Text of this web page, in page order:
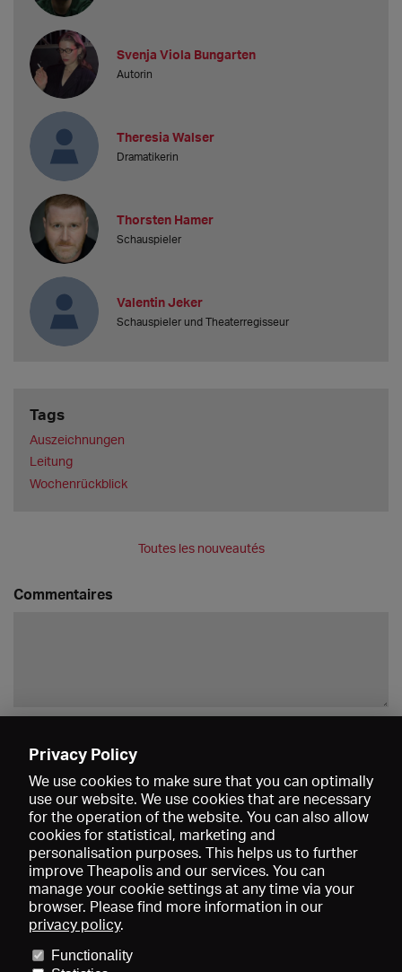
Svenja Viola Bungarten
Autorin
Theresia Walser
Dramatikerin
Thorsten Hamer
Schauspieler
Valentin Jeker
Schauspieler und Theaterregisseur
Tags
Auszeichnungen
Leitung
Wochenrückblick
Toutes les nouveautés
Commentaires
Données médiatiques
Privacy Policy
We use cookies to make sure that you can optimally
use our website. We use cookies that are necessary
for the operation of the website. You can also allow
cookies for statistical, marketing and
personalisation purposes. This helps us to further
improve Theapolis and our services. You can
manage your cookie settings at any time via your
browser. Please find more information in our
privacy policy.
Functionality